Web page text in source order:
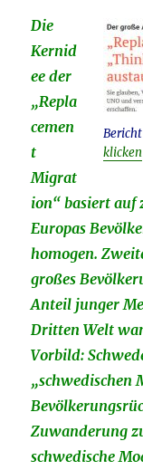
klicken
Die
Kernid
ee der
„Repla
cemen
t
Migrat
ion“ basiert auf
Europas
homogen.
großes
Anteil junger
Dritten Welt
Vorbild:
„schwedischen
Zuwanderung
schwedische